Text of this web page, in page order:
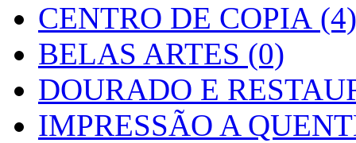
CENTRO DE COPIA (4)
BELAS ARTES (0)
DOURADO E
IMPRESSÃO A